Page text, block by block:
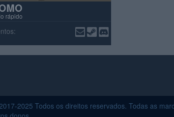
rápido
2025 Todos os direitos reservados. Todas as